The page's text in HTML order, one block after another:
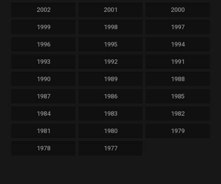
2002 2001 2000
1999 1998 1997
1996 1995 1994
1993 1992 1991
1990 1989 1988
1987 1986 1985
1984 1983 1982
1981 1980 1979
1978 1977